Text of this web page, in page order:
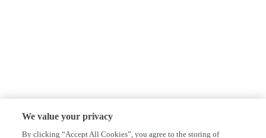
We value your privacy
By clicking “Accept All Cookies”, you agree to the storing of